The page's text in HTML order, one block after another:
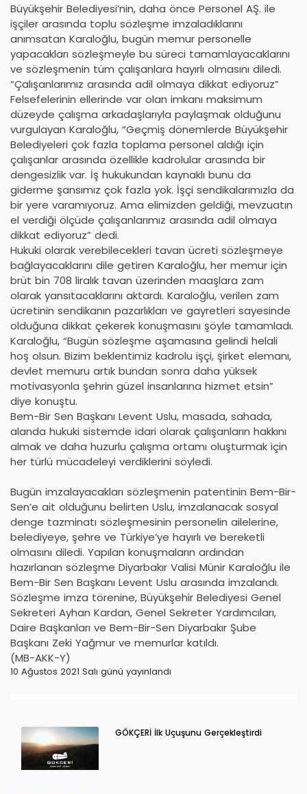
Büyükşehir Belediyesi’nin, daha önce Personel AŞ. ile
işçiler arasında toplu sözleşme imzaladıklarını
anımsatan Karaloğlu, bugün memur personelle
yapacakları sözleşmeyle bu süreci tamamlayacaklarını
ve sözleşmenin tüm çalışanlara hayırlı olmasını diledi.
“Çalışanlarımız arasında adil olmaya dikkat ediyoruz”
Felsefelerinin ellerinde var olan imkanı maksimum
düzeyde çalışma arkadaşlarıyla paylaşmak olduğunu
vurgulayan Karaloğlu, “Geçmiş dönemlerde Büyükşehir
Belediyeleri çok fazla toplama personel aldığı için
çalışanlar arasında özellikle kadrolular arasında bir
dengesizlik var. İş hukukundan kaynaklı bunu da
giderme şansımız çok fazla yok. İşçi sendikalarımızla da
bir yere varamıyoruz. Ama elimizden geldiği, mevzuatın
el verdiği ölçüde çalışanlarımız arasında adil olmaya
dikkat ediyoruz” dedi.
Hukuki olarak verebilecekleri tavan ücreti sözleşmeye
bağlayacaklarını dile getiren Karaloğlu, her memur için
brüt bin 708 liralık tavan üzerinden maaşlara zam
olarak yansıtacaklarını aktardı. Karaloğlu, verilen zam
ücretinin sendikanın pazarlıkları ve gayretleri sayesinde
olduğuna dikkat çekerek konuşmasını şöyle tamamladı.
Karaloğlu, “Bugün sözleşme aşamasına gelindi helali
hoş olsun. Bizim beklentimiz kadrolu işçi, şirket elemanı,
devlet memuru artık bundan sonra daha yüksek
motivasyonla şehrin güzel insanlarına hizmet etsin”
diye konuştu.
Bem-Bir Sen Başkanı Levent Uslu, masada, sahada,
alanda hukuki sistemde idari olarak çalışanların hakkını
almak ve daha huzurlu çalışma ortamı oluşturmak için
her türlü mücadeleyi verdiklerini söyledi.
Bugün imzalayacakları sözleşmenin patentinin Bem-Bir-
Sen’e ait olduğunu belirten Uslu, imzalanacak sosyal
denge tazminatı sözleşmesinin personelin ailelerine,
belediyeye, şehre ve Türkiye’ye hayırlı ve bereketli
olmasını diledi. Yapılan konuşmaların ardından
hazırlanan sözleşme Diyarbakır Valisi Münir Karaloğlu ile
Bem-Bir Sen Başkanı Levent Uslu arasında imzalandı.
Sözleşme imza törenine, Büyükşehir Belediyesi Genel
Sekreteri Ayhan Kardan, Genel Sekreter Yardımcıları,
Daire Başkanları ve Bem-Bir-Sen Diyarbakır Şube
Başkanı Zeki Yağmur ve memurlar katıldı.
(MB-AKK-Y)
10 Ağustos 2021 Salı günü yayınlandı
GÖKÇERİ İlk Uçuşunu Gerçekleştirdi